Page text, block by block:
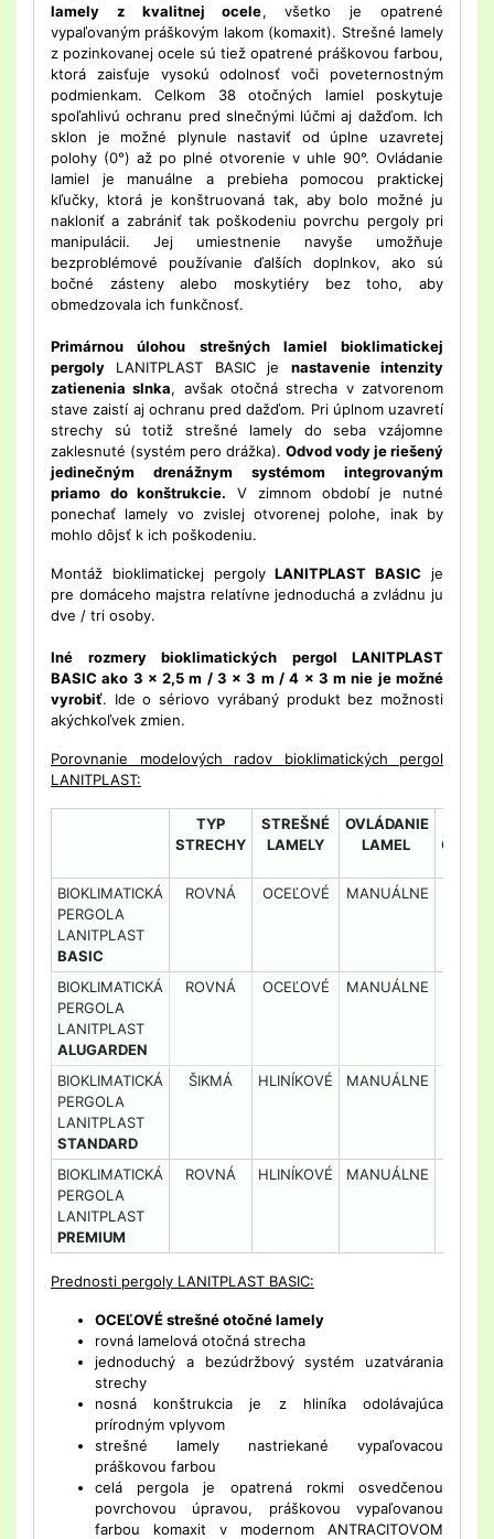
lamely z kvalitnej ocele, všetko je opatrené
vypaľovaným práškovým lakom (komaxit). Strešné lamely
z pozinkovanej ocele sú tiež opatrené práškovou farbou,
ktorá zaisťuje vysokú odolnosť voči poveternostným
podmienkam. Celkom 38 otočných lamiel poskytuje
spoľahlivú ochranu pred slnečnými lúčmi aj dažďom. Ich
sklon je možné plynule nastaviť od úplne uzavretej
polohy (0°) až po plné otvorenie v uhle 90°. Ovládanie
lamiel je manuálne a prebieha pomocou praktickej
kľučky, ktorá je konštruovaná tak, aby bolo možné ju
nakloniť a zabrániť tak poškodeniu povrchu pergoly pri
manipulácii. Jej umiestnenie navyše umožňuje
bezproblémové používanie ďalších doplnkov, ako sú
bočné zásteny alebo moskytiéry bez toho, aby
obmedzovala ich funkčnosť.
Primárnou úlohou strešných lamiel bioklimatickej
pergoly LANITPLAST BASIC je nastavenie intenzity
zatienenia slnka, avšak otočná strecha v zatvorenom
stave zaistí aj ochranu pred dažďom. Pri úplnom uzavretí
strechy sú totiž strešné lamely do seba vzájomne
zaklesnuté (systém pero drážka). Odvod vody je riešený
jedinečným drenážnym systémom integrovaným
priamo do konštrukcie. V zimnom období je nutné
ponechať lamely vo zvislej otvorenej polohe, inak by
mohlo dôjsť k ich poškodeniu.
Montáž bioklimatickej pergolyLANITPLAST BASIC je
pre domáceho majstra relatívne jednoduchá a zvládnu ju
dve / tri osoby.
Iné rozmery bioklimatických pergol LANITPLAST
BASIC ako 3 x 2,5 m / 3 x 3 m / 4 x 3 m nie je možné
vyrobiť. Ide o sériovo vyrábaný produkt bez možnosti
akýchkoľvek zmien.
Porovnanie modelových radov bioklimatických pergol
LANITPLAST:
TYP
STRECHY
STREŠNÉ
LAMELY
OVLÁDANIE
LAMEL
BIOKLIMATICKÁ
PERGOLA
LANITPLAST
BASIC
ROVNÁ OCEĽOVÉ MANUÁLNE
BIOKLIMATICKÁ
PERGOLA
LANITPLAST
ALUGARDEN
ROVNÁ OCEĽOVÉ MANUÁLNE
BIOKLIMATICKÁ
PERGOLA
LANITPLAST
STANDARD
ŠIKMÁ HLINÍKOVÉ MANUÁLNE
BIOKLIMATICKÁ
PERGOLA
LANITPLAST
PREMIUM
ROVNÁ HLINÍKOVÉ MANUÁLNE
Prednosti pergoly LANITPLAST BASIC:
OCEĽOVÉ strešné otočné lamely
rovná lamelová otočná strecha
jednoduchý a bezúdržbový systém uzatvárania
strechy
nosná konštrukcia je z hliníka odolávajúca
prírodným vplyvom
strešné lamely nastriekané vypaľovacou
práškovou farbou
celá pergola je opatrená rokmi osvedčenou
povrchovou úpravou, práškovou vypaľovanou
farbou komaxit v modernom ANTRACITOVOM